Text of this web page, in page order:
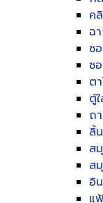
ค
ฉ
ซ
ซ
ต
ตู้
ถ
ลิ้
ส
ส
อิ
แ